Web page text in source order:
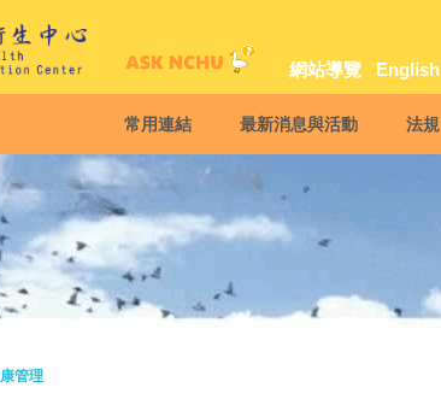
網站導覽 English
常用連結 最新消息與活動 法規
管理